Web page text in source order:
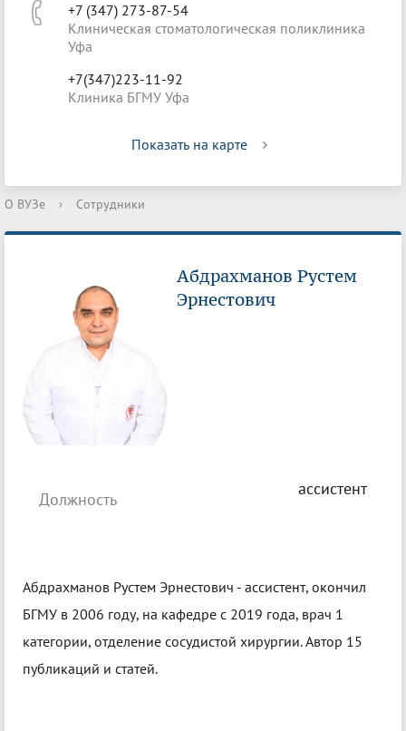
+7 (347) 273-87-54
Клиническая стоматологическая поликлиника
Уфа
+7(347)223-11-92
Клиника БГМУ Уфа
Показать на карте
О ВУЗе › Сотрудники
Абдрахманов Рустем
Эрнестович
Должность
ассистент
Абдрахманов Рустем Эрнестович - ассистент, окончил
БГМУ в 2006 году, на кафедре с 2019 года, врач 1
категории, отделение сосудистой хирургии. Автор 15
публикаций и статей.